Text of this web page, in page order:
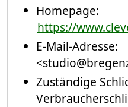
Homepage:
https://
E-Mail-Adresse:
Zuständige